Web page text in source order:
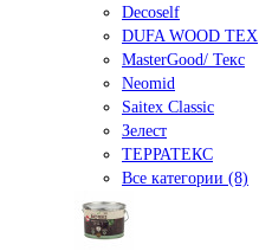
Decoself
DUFA WOOD TEX
MasterGood/ Текс
Neomid
Saitex Classic
Зелест
ТЕРРАТЕКС
Все категории (8)